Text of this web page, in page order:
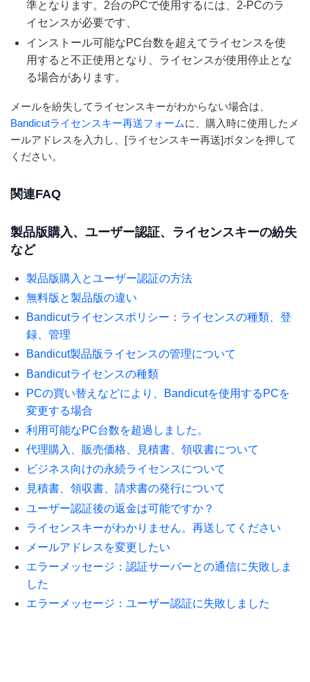
準となります。2台のPCで使用するには、2-PCのラ
イセンスが必要です、
インストール可能なPC台数を超えてライセンスを使
用すると不正使用となり、ライセンスが使用停止とな
る場合があります。
メールを紛失してライセンスキーがわからない場合は、
Bandicutライセンスキー再送フォームに、購入時に使用したメ
ールアドレスを入力し、[ライセンスキー再送]ボタンを押して
ください。
関連FAQ
製品版購入、ユーザー認証、ライセンスキーの紛失
など
製品版購入とユーザー認証の方法
無料版と製品版の違い
Bandicutライセンスポリシー：ライセンスの種類、登
録、管理
Bandicut製品版ライセンスの管理について
Bandicutライセンスの種類
PCの買い替えなどにより、Bandicutを使用するPCを
変更する場合
利用可能なPC台数を超過しました。
代理購入、販売価格、見積書、領収書について
ビジネス向けの永続ライセンスについて
見積書、領収書、請求書の発行について
ユーザー認証後の返金は可能ですか？
ライセンスキーがわかりません。再送してください
メールアドレスを変更したい
エラーメッセージ：認証サーバーとの通信に失敗しま
した
エラーメッセージ：ユーザー認証に失敗しました